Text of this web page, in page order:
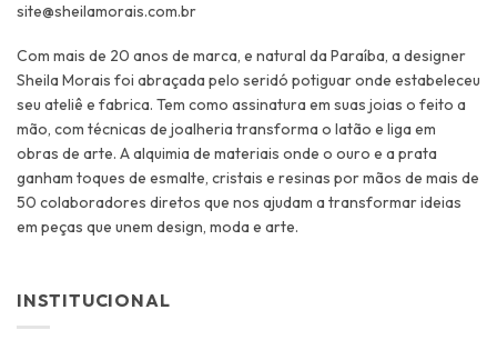
site@sheilamorais.com.br
Com mais de 20 anos de marca, e natural da Paraíba, a designer
Sheila Morais foi abraçada pelo seridó potiguar onde estabeleceu
seu ateliê e fabrica. Tem como assinatura em suas joias o feito a
mão, com técnicas de joalheria transforma o latão e liga em
obras de arte. A alquimia de materiais onde o ouro e a prata
ganham toques de esmalte, cristais e resinas por mãos de mais de
50 colaboradores diretos que nos ajudam a transformar ideias
em peças que unem design, moda e arte.
INSTITUCIONAL